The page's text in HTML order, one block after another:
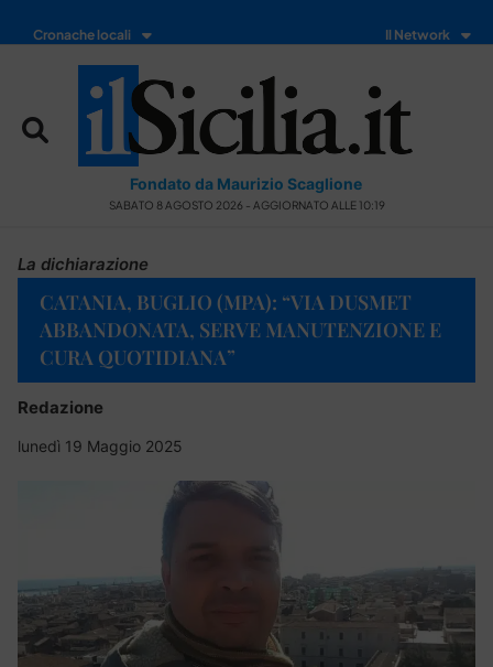
Cronache locali Il Network
Fondato da Maurizio Scaglione
SABATO 8 AGOSTO 2026 - AGGIORNATO ALLE 10:19
La dichiarazione
CATANIA, BUGLIO (MPA): “VIA DUSMET
ABBANDONATA, SERVE MANUTENZIONE E
CURA QUOTIDIANA”
Redazione
lunedì 19 Maggio 2025